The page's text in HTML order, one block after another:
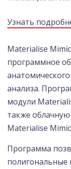
Узнать
Materialise
программное
анализа.
модули
также
Materialise
Программа
полигональные